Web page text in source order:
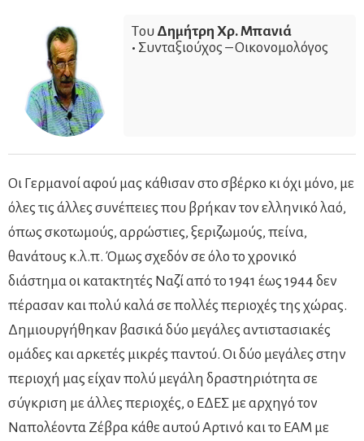
Tου Δημήτρη Χρ. Μπανιά
• Συνταξιούχος – Οικονομολόγος
Οι Γερμανοί αφού μας κάθισαν στο σβέρκο κι όχι μόνο, με
όλες τις άλλες συνέπειες που βρήκαν τον ελληνικό λαό,
όπως σκοτωμούς, αρρώστιες, ξεριζωμούς, πείνα,
θανάτους κ.λ.π. Όμως σχεδόν σε όλο το χρονικό
διάστημα οι κατακτητές Ναζί από το 1941 έως 1944 δεν
πέρασαν και πολύ καλά σε πολλές περιοχές της χώρας.
Δημιουργήθηκαν βασικά δύο μεγάλες αντιστασιακές
ομάδες και αρκετές μικρές παντού. Οι δύο μεγάλες στην
περιοχή μας είχαν πολύ μεγάλη δραστηριότητα σε
σύγκριση με άλλες περιοχές, ο ΕΔΕΣ με αρχηγό τον
Ναπολέοντα Ζέβρα κάθε αυτού Αρτινό και το ΕΑΜ με